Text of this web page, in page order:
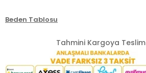
Beden Tablosu
Tahmini Kargoya Teslim